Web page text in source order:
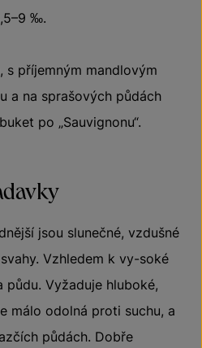
‰.
s příjemným mandlovým
a na sprašových půdách
po „Sauvignonu“.
jsou slunečné, vzdušné
Vzhledem k vy-soké
půdu. Vyžaduje hluboké,
málo odolná proti suchu, a
půdách. Dobře